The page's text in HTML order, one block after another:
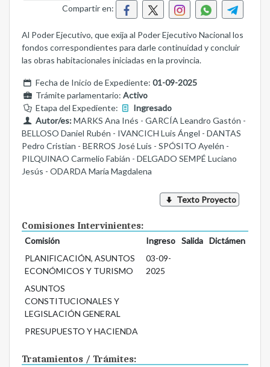
Compartir en:
Al Poder Ejecutivo, que exija al Poder Ejecutivo Nacional los
fondos correspondientes para darle continuidad y concluir
las obras habitacionales iniciadas en la provincia.
Fecha de Inicio de Expediente: 01-09-2025
Trámite parlamentario: Activo
Etapa del Expediente:
Ingresado
Autor/es:MARKS Ana Inés - GARCÍA Leandro Gastón -
BELLOSO Daniel Rubén - IVANCICH Luis Ángel - DANTAS
Pedro Cristian - BERROS José Luis - SPÓSITO Ayelén -
PILQUINAO Carmelio Fabián - DELGADO SEMPÉ Luciano
Jesús - ODARDA María Magdalena
Texto Proyecto
Comisiones Intervinientes:
Comisión Ingreso Salida
Dictámen
PLANIFICACIÓN, ASUNTOS
ECONÓMICOS Y TURISMO
03-09-
2025
ASUNTOS
CONSTITUCIONALES Y
LEGISLACIÓN GENERAL
PRESUPUESTO Y HACIENDA
Tratamientos / Trámites: